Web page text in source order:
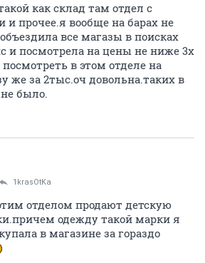
как склад там отдел с
прочее.я вообще на барах не
все магазы в поисках
и посмотрела на цены не ниже 3х
в этом отделе на
же за 2тыс.оч довольна.таких в
было.
1krasOtKa
отделом продают детскую
одежду такой марки я
в магазине за гораздо